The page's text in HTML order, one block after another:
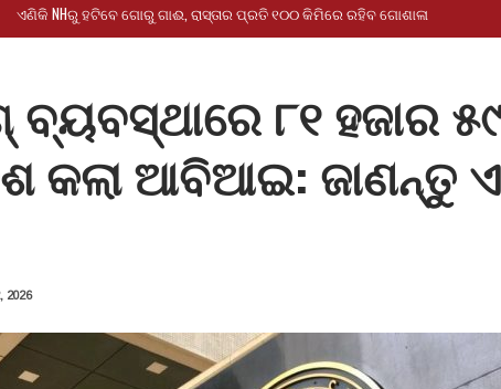
ଏଣିକି NHରୁ ହଟିବେ ଗୋରୁ ଗାଈ, ରାସ୍ତାର ପ୍ରତି ୧୦୦ କିମିରେ ରହିବ ଗୋଶାଳା
୮୧ ହଜାର
କଲା ଆବିଆଇ: ଜାଣନ୍ତୁ
2026